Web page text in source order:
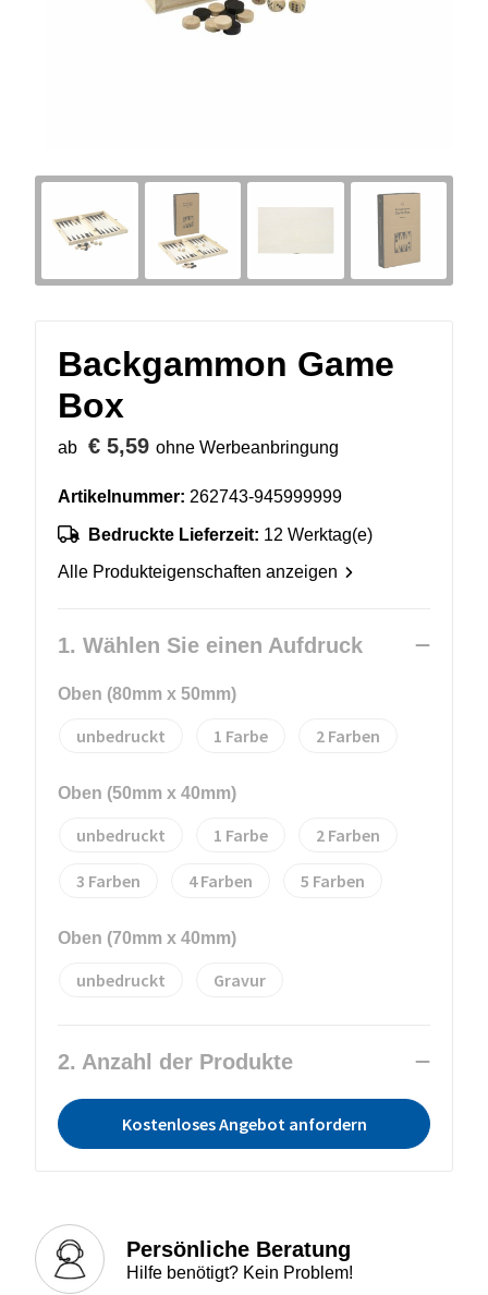
Backgammon Game
Box
ab € 5,59 ohne Werbeanbringung
Artikelnummer: 262743-945999999
Bedruckte Lieferzeit: 12 Werktag(e)
Alle Produkteigenschaften anzeigen
1. Wählen Sie einen Aufdruck
Oben (80mm x 50mm)
unbedruckt 1 2
Oben (50mm x 40mm)
unbedruckt 1 2
3 4 5
Oben (70mm x 40mm)
unbedruckt Gravur
2. Anzahl der Produkte
Kostenloses Angebot anfordern
Persönliche Beratung
Hilfe benötigt? Kein Problem!